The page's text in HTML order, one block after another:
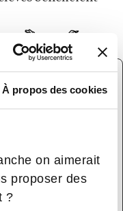
À propos des cookies
on aimerait
proposer des
?
DU
LE